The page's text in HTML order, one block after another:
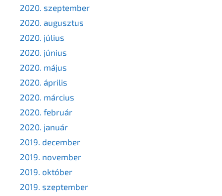
2020. szeptember
2020. augusztus
2020. július
2020. június
2020. május
2020. április
2020. március
2020. február
2020. január
2019. december
2019. november
2019. október
2019. szeptember